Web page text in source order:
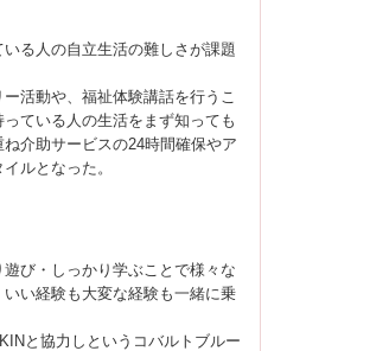
る人の自立生活の難しさが課題
活動や、福祉体験講話を行うこ
ている人の生活をまず知っても
介助サービスの24時間確保やア
ルとなった。
び・しっかり学ぶことで様々な
い経験も大変な経験も一緒に乗
と協力しというコバルトブルー